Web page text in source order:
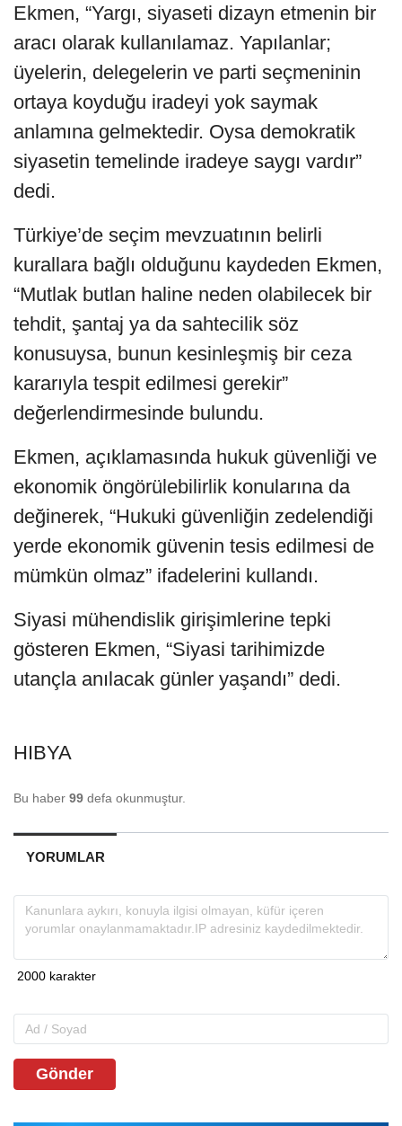
Ekmen, “Yargı, siyaseti dizayn etmenin bir
aracı olarak kullanılamaz. Yapılanlar;
üyelerin, delegelerin ve parti seçmeninin
ortaya koyduğu iradeyi yok saymak
anlamına gelmektedir. Oysa demokratik
siyasetin temelinde iradeye saygı vardır”
dedi.
Türkiye’de seçim mevzuatının belirli
kurallara bağlı olduğunu kaydeden Ekmen,
“Mutlak butlan haline neden olabilecek bir
tehdit, şantaj ya da sahtecilik söz
konusuysa, bunun kesinleşmiş bir ceza
kararıyla tespit edilmesi gerekir”
değerlendirmesinde bulundu.
Ekmen, açıklamasında hukuk güvenliği ve
ekonomik öngörülebilirlik konularına da
değinerek, “Hukuki güvenliğin zedelendiği
yerde ekonomik güvenin tesis edilmesi de
mümkün olmaz” ifadelerini kullandı.
Siyasi mühendislik girişimlerine tepki
gösteren Ekmen, “Siyasi tarihimizde
utançla anılacak günler yaşandı” dedi.
HIBYA
Bu haber 99 defa okunmuştur.
YORUMLAR
Gönder